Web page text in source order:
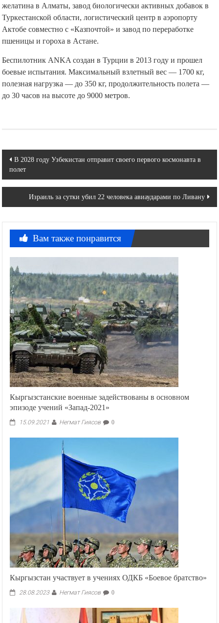
желатина в Алматы, завод биологически активных добавок в
Туркестанской области, логистический центр в аэропорту
Актобе совместно с «Казпочтой» и завод по переработке
пшеницы и гороха в Астане.
Беспилотник ANKA создан в Турции в 2013 году и прошел
боевые испытания. Максимальный взлетный вес — 1700 кг,
полезная нагрузка — до 350 кг, продолжительность полета —
до 30 часов на высоте до 9000 метров.
Навигация
по
записям
В 2028 году Узбекистан отправит своего первого космонавта в
полет
Израиль за сутки убил 22 человека авиаударами по Ливану
Вам также понравится
Кыргызстанские военные задействованы в основном
эпизоде учений «Запад-2021»
15.09.2021 Негмат Гиясов 0
Кыргызстан участвует в учениях ОДКБ «Боевое братство»
28.08.2023 Негмат Гиясов 0